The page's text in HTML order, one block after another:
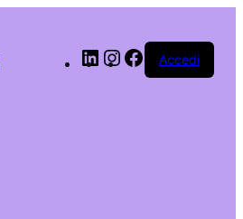
LinkedInInstagram
Facebook
Accedi